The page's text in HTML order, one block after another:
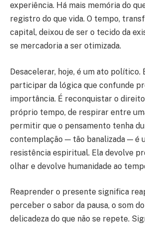
experiência. Há mais memória do
registro do que vida. O tempo,
capital, deixou de ser o tecido da
se mercadoria a ser otimizada.
Desacelerar, hoje, é um ato político.
participar da lógica que confunde
importância. É reconquistar o
próprio tempo, de respirar entre
permitir que o pensamento tenha
contemplação — tão banalizada — é
resistência espiritual. Ela devolve
olhar e devolve humanidade ao
Reaprender o presente significa
perceber o sabor da pausa, o som
delicadeza do que não se repete.